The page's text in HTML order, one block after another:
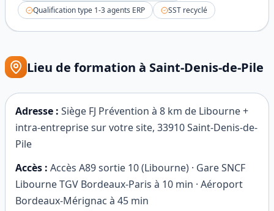
Qualification type 1-3 agents ERP
SST recyclé
Lieu de formation à Saint-Denis-de-Pile
Adresse : Siège FJ Prévention à 8 km de Libourne +
intra-entreprise sur votre site, 33910Saint-Denis-de-
Pile
Accès : Accès A89 sortie 10 (Libourne) · Gare SNCF
Libourne TGV Bordeaux-Paris à 10 min · Aéroport
Bordeaux-Mérignac à 45 min